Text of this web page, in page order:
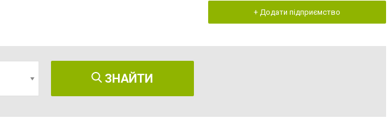
+ Додати підприємство
ЗНАЙТИ